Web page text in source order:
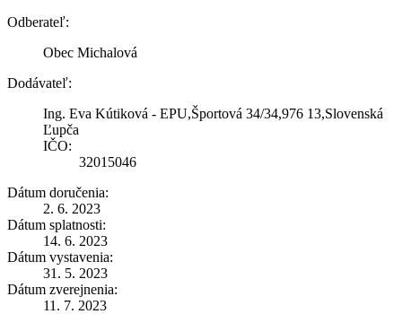
Odberateľ:
Obec Michalová
Dodávateľ:
Ing. Eva Kútiková - EPU,Športová 34/34,976 13,Slovenská
Ľupča
IČO:
32015046
Dátum doručenia:
2. 6. 2023
Dátum splatnosti:
14. 6. 2023
Dátum vystavenia:
31. 5. 2023
Dátum zverejnenia:
11. 7. 2023